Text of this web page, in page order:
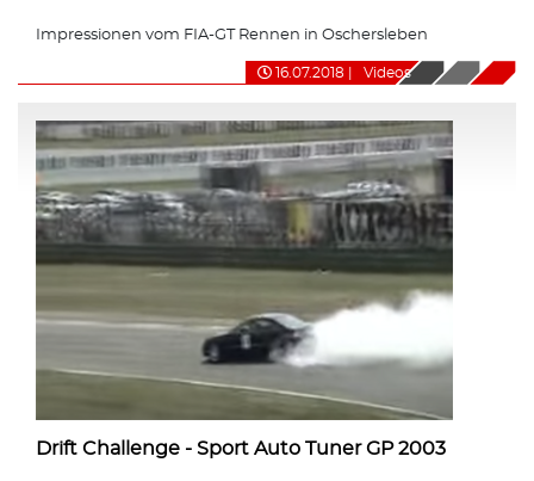
Impressionen vom FIA-GT Rennen in Oschersleben
16.07.2018 Videos
Drift Challenge - Sport Auto Tuner GP 2003